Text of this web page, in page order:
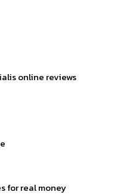
online reviews
for real money